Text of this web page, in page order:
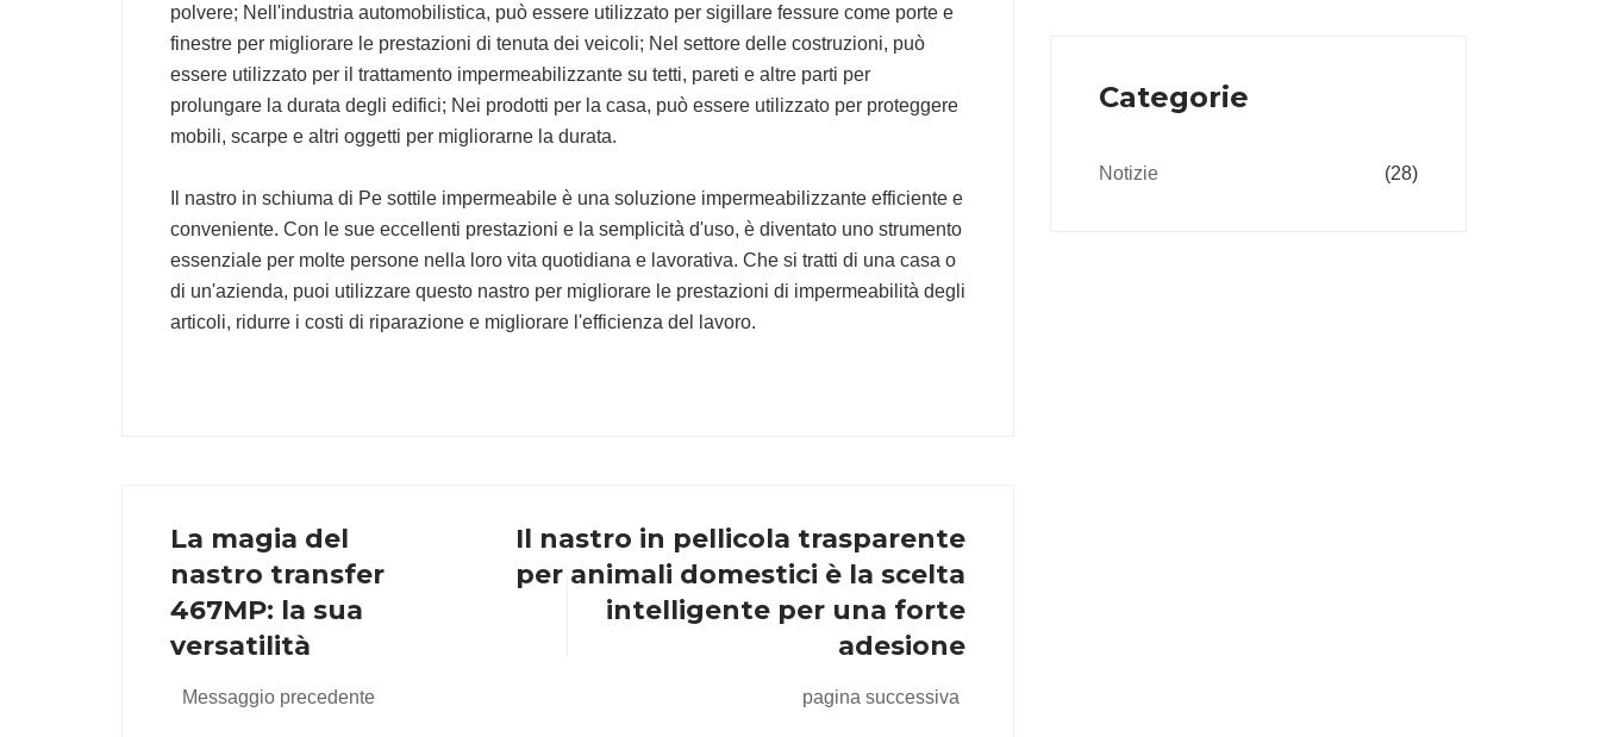
polvere; Nell'industria automobilistica, può essere utilizzato per sigillare fessure come porte e
finestre per migliorare le prestazioni di tenuta dei veicoli; Nel settore delle costruzioni, può
essere utilizzato per il trattamento impermeabilizzante su tetti, pareti e altre parti per
prolungare la durata degli edifici; Nei prodotti per la casa, può essere utilizzato per proteggere
mobili, scarpe e altri oggetti per migliorarne la durata.
Il nastro in schiuma di Pe sottile impermeabile è una soluzione impermeabilizzante efficiente e
conveniente. Con le sue eccellenti prestazioni e la semplicità d'uso, è diventato uno strumento
essenziale per molte persone nella loro vita quotidiana e lavorativa. Che si tratti di una casa o
di un'azienda, puoi utilizzare questo nastro per migliorare le prestazioni di impermeabilità degli
articoli, ridurre i costi di riparazione e migliorare l'efficienza del lavoro.
La magia del
nastro transfer
467MP: la sua
versatilità
Messaggio precedente
Il nastro in pellicola trasparente
per animali domestici è la scelta
intelligente per una forte
adesione
pagina successiva
Categorie
Notizie (28)